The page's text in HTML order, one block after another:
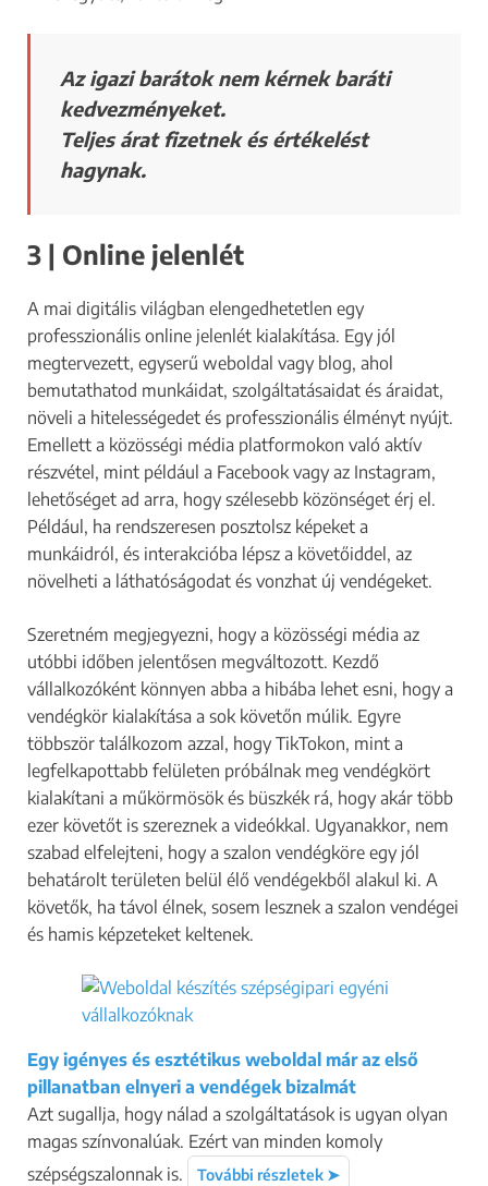
Az igazi barátok nem kérnek baráti
kedvezményeket.
Teljes árat fizetnek és értékelést
hagynak.
3 | Online jelenlét
A mai digitális világban elengedhetetlen egy
professzionális online jelenlét kialakítása. Egy jól
megtervezett, egyserű weboldal vagy blog, ahol
bemutathatod munkáidat, szolgáltatásaidat és áraidat,
növeli a hitelességedet és professzionális élményt nyújt.
Emellett a közösségi média platformokon való aktív
részvétel, mint például a Facebook vagy az Instagram,
lehetőséget ad arra, hogy szélesebb közönséget érj el.
Például, ha rendszeresen posztolsz képeket a
munkáidról, és interakcióba lépsz a követőiddel, az
növelheti a láthatóságodat és vonzhat új vendégeket.
Szeretném megjegyezni, hogy a közösségi média az
utóbbi időben jelentősen megváltozott. Kezdő
vállalkozóként könnyen abba a hibába lehet esni, hogy a
vendégkör kialakítása a sok követőn múlik. Egyre
többször találkozom azzal, hogy TikTokon, mint a
legfelkapottabb felületen próbálnak meg vendégkört
kialakítani a műkörmösök és büszkék rá, hogy akár több
ezer követőt is szereznek a videókkal. Ugyanakkor, nem
szabad elfelejteni, hogy a szalon vendégköre egy jól
behatárolt területen belül élő vendégekből alakul ki. A
követők, ha távol élnek, sosem lesznek a szalon vendégei
és hamis képzeteket keltenek.
Egy igényes és esztétikus weboldal már az első
pillanatban elnyeri a vendégek bizalmát
Azt sugallja, hogy nálad a szolgáltatások is ugyan olyan
magas színvonalúak. Ezért van minden komoly
szépségszalonnak is.
További részletek ➤